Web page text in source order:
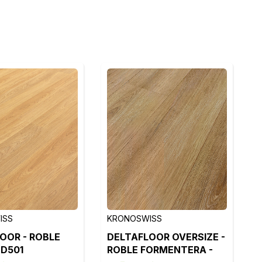
- ROBLE
KRONOSWISS
DELTAFLOOR OVERSIZE -
ROBLE FORMENTERA -